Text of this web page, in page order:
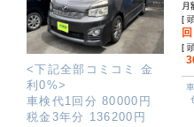
<下記全部コミコミ 金
利0%>
車検代1回分 80000円
税金3年分 136200円
月
[
回
[